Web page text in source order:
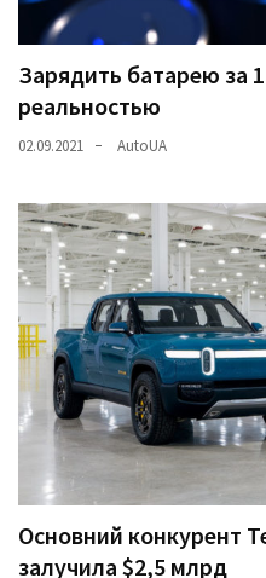
Зарядить батарею за
реальностью
02.09.2021 AutoUA
Основний конкурент
залучила $2,5 млрд